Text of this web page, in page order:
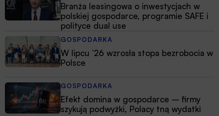
Branża leasingowa o inwestycjach w
polskiej gospodarce, programie SAFE i
polityce dual use
GOSPODARKA
W lipcu ’26 wzrosła stopa bezrobocia w
Polsce
GOSPODARKA
Efekt domina w gospodarce – firmy
szykują podwyżki, Polacy tną wydatki